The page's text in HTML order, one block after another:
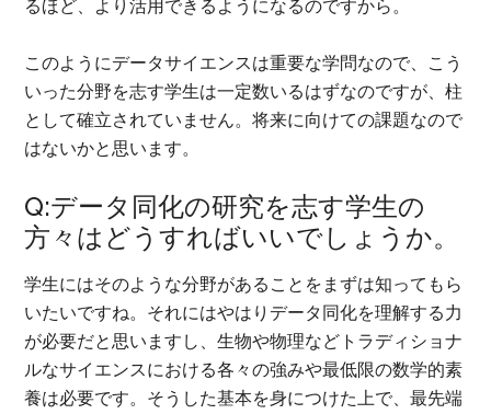
るほど、より活用できるようになるのですから。
このようにデータサイエンスは重要な学問なので、こう
いった分野を志す学生は一定数いるはずなのですが、柱
として確立されていません。将来に向けての課題なので
はないかと思います。
Q:データ同化の研究を志す学生の
方々はどうすればいいでしょうか。
学生にはそのような分野があることをまずは知ってもら
いたいですね。それにはやはりデータ同化を理解する力
が必要だと思いますし、生物や物理などトラディショナ
ルなサイエンスにおける各々の強みや最低限の数学的素
養は必要です。そうした基本を身につけた上で、最先端